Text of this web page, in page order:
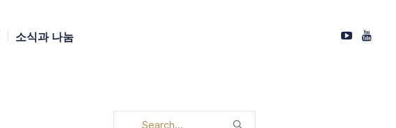
소식과 나눔